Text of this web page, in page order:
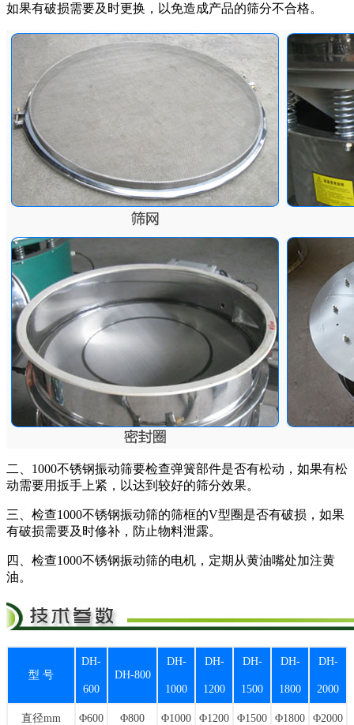
如果有破损需要及时更换，以免造成产品的筛分不合格。
二、1000不锈钢振动筛要检查弹簧部件是否有松动，如果有松
动需要用扳手上紧，以达到较好的筛分效果。
三、检查1000不锈钢振动筛的筛框的V型圈是否有破损，如果
有破损需要及时修补，防止物料泄露。
四、检查1000不锈钢振动筛的电机，定期从黄油嘴处加注黄
油。
型 号
DH-
600
DH-800
DH-
1000
DH-
1200
DH-
1500
DH-
1800
DH-
2000
直径mm Φ600 Φ800 Φ1000 Φ1200 Φ1500 Φ1800 Φ2000